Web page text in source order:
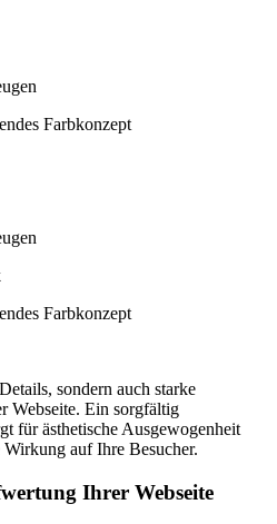
Farbkonzept
Farbkonzept
sondern auch starke
Webseite. Ein sorgfältig
für ästhetische Ausgewogenheit
auf Ihre Besucher.
Ihrer Webseite